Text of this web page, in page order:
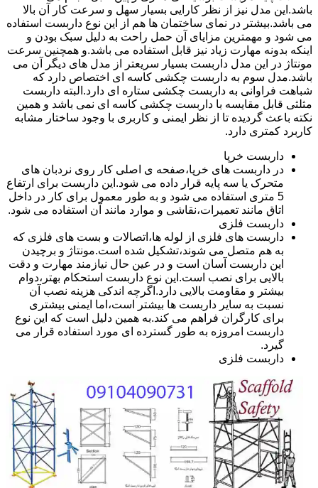
باشد.این مدل نیز از نظر کارایی بسیار سهل و سرعت کار آن بالا
می باشد.بیشتر در نمای ساختمان ها هم از این نوع داربست استفاده
می شود و مهمترین مزایای آن حمل راحت به دلیل سبک بودن و
اینکه بدونه مهارت زیاد نیز قابل استفاده می باشد.و همچنین سرعت
مونتاژ در این مدل داربست بسیار سریعتر از مدل های دیگر آن می
باشد.مدل سوم به داربست چکشی کاسه ای اختصاص دارد که
شباهت فراوانی به داربست چکشی ستاره ای دارد.البته داربست
مثلثی قابل مقایسه با داربست چکشی کاسه ای نمی باشد و همین
نکته باعث گردیده تا از نظر ایمنی و کاربری با وجود ساختار مشابه
کاربرد کمتری دارد.
داربست خرپا
در داربست های خرپا،صفحه ی اصلی کار روی نردبان های
متحرک یا سه پایه قرار داده می شود.این داربست برای ارتفاع
5 متری استفاده می شود و به طور معمول برای کار در داخل
اتاق مانند تعمیرات،نقاشی و موارد مانند آن استفاده می شود.
داربست فلزی
داربست های فلزی از لوله ها،اتصالات و بست های فلزی که
به هم متصل می شوند،تشکیل شده است.مونتاژ و برچیدن
این داربست آسان است و در عین حال نیازمند مهارت و دقت
بالایی برای نصب است.این نوع داربست استحکام بهتر،دوام
بیشتر و مقاومت بالایی دارد.اگرچه اندکی هزینه نصب آن
نسبت به سایر داربست ها بیشتر است،اما ایمنی بیشتری
برای کارگران فراهم می کند.به همین دلیل است که این نوع
داربست امروزه به طور گسترده ای مورد استفاده قرار می
گیرد.
داربست فلزی